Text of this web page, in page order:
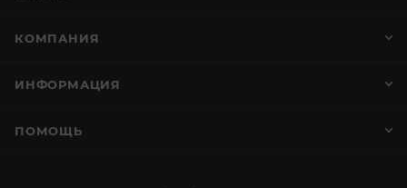
КОМПАНИЯ
ИНФОРМАЦИЯ
ПОМОЩЬ